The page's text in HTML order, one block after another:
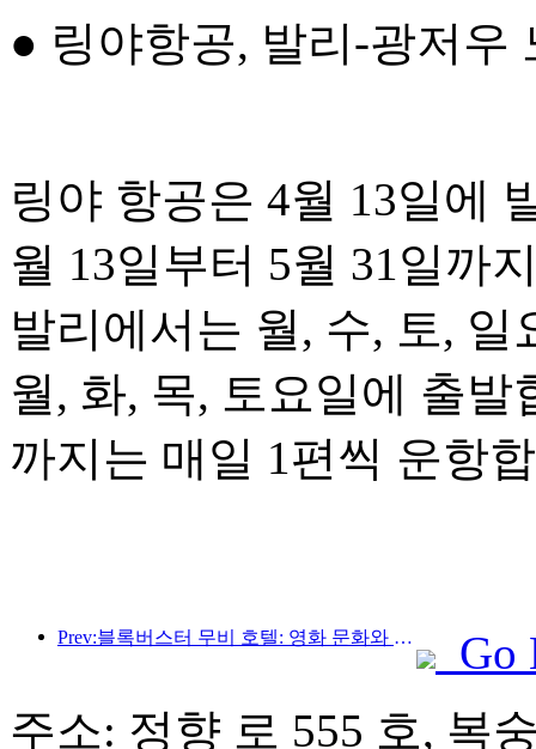
● 링야항공, 발리-광저우
링야 항공은 4월 13일에
월 13일부터 5월 31일까
발리에서는 월, 수, 토,
월, 화, 목, 토요일에 출발
까지는 매일 1편씩 운항
Prev:블록버스터 무비 호텔: 영화 문화와 숙박 경험의 창의적인 융합
Go
주소: 정향 로 555 호, 복